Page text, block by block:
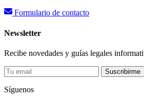
Formulario de contacto
Newsletter
Recibe novedades y guías legales
Suscribirme
Síguenos